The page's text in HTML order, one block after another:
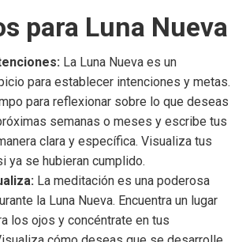
para Luna Nueva
La Luna Nueva es un
para establecer intenciones y metas.
para reflexionar sobre lo que deseas
semanas o meses y escribe tus
clara y específica. Visualiza tus
ya se hubieran cumplido.
La meditación es una poderosa
la Luna Nueva. Encuentra un lugar
los ojos y concéntrate en tus